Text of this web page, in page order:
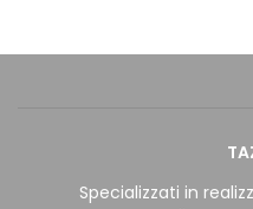
Specializzati in